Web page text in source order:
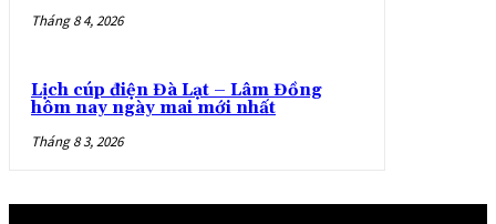
Tháng 8 4, 2026
Lịch cúp điện Đà Lạt – Lâm Đồng
hôm nay ngày mai mới nhất
Tháng 8 3, 2026